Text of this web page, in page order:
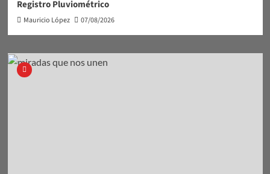
Registro Pluviométrico
Mauricio López 07/08/2026